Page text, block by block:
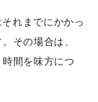
れまでにかかっ
その場合は、
間を味方につ